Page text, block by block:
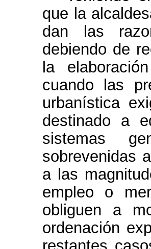
que la
dan las
debiendo de
la
cuando las
urbanística
destinado a
sistemas
sobrevenidas
a las
empleo o
obliguen a
ordenación